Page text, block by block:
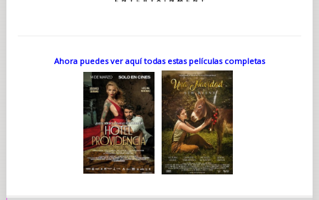
Ahora puedes ver aquí todas estas películas completas